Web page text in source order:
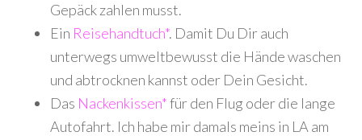
Gepäck zahlen musst.
Ein Reisehandtuch*. Damit Du Dir auch
unterwegs umweltbewusst die Hände waschen
und abtrocknen kannst oder Dein Gesicht.
Das Nackenkissen*für den Flug oder die lange
Autofahrt. Ich habe mir damals meins in LA am